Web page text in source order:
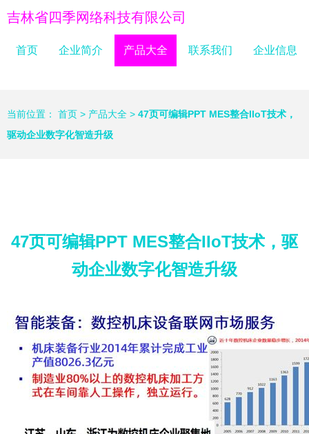
吉林省四季网络科技有限公司
首页 企业简介 产品大全 联系我们 企业信息
当前位置： 首页 > 产品大全 > 47页可编辑PPT MES整合IIoT技术，
驱动企业数字化智造升级
47页可编辑PPT MES整合IIoT技术，驱
动企业数字化智造升级